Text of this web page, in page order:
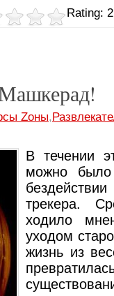
Rating:
Zоны,
В течении
можно
трекера.
ходило
уходом
жизнь из